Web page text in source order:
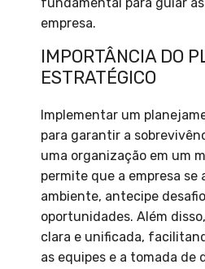
empresa.
IMPORTÂNCIA DO
ESTRATÉGICO
Implementar um
para garantir a
uma organização em um
permite que a empresa se
ambiente, antecipe
oportunidades. Além
clara e unificada,
as equipes e a tomada de